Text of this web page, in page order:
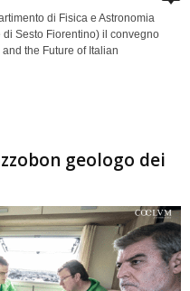
di Fisica e Astronomia
Sesto Fiorentino) il convegno
the Future of Italian
geologo dei